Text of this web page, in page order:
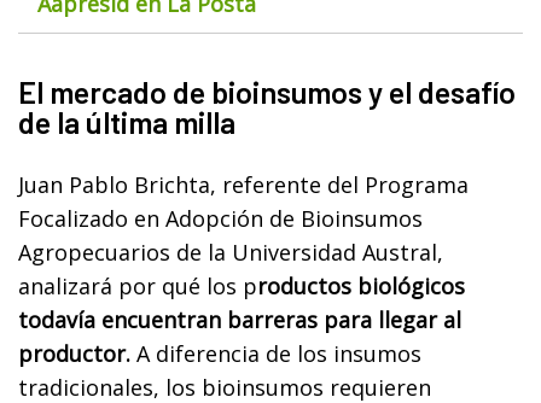
El mercado de bioinsumos y el desafío
de la última milla
Juan Pablo Brichta, referente del Programa
Focalizado en Adopción de Bioinsumos
Agropecuarios de la Universidad Austral,
analizará por qué los productos biológicos
todavía encuentran barreras para llegar al
productor. A diferencia de los insumos
tradicionales, los bioinsumos requieren